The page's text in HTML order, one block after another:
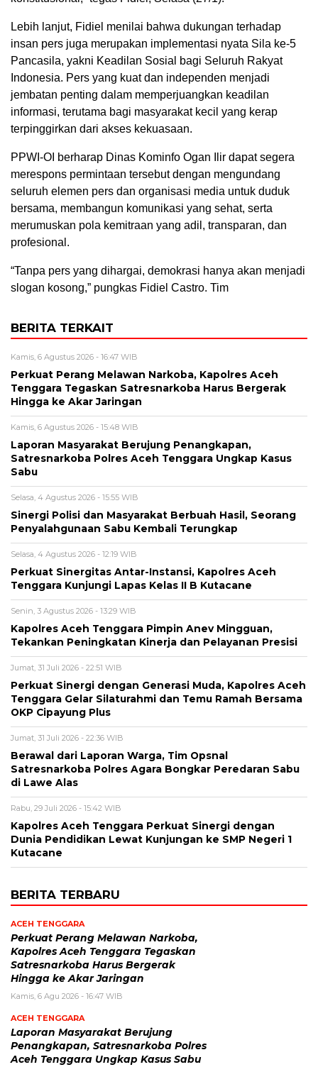
Lebih lanjut, Fidiel menilai bahwa dukungan terhadap
insan pers juga merupakan implementasi nyata Sila ke-5
Pancasila, yakni Keadilan Sosial bagi Seluruh Rakyat
Indonesia. Pers yang kuat dan independen menjadi
jembatan penting dalam memperjuangkan keadilan
informasi, terutama bagi masyarakat kecil yang kerap
terpinggirkan dari akses kekuasaan.
PPWI-OI berharap Dinas Kominfo Ogan Ilir dapat segera
merespons permintaan tersebut dengan mengundang
seluruh elemen pers dan organisasi media untuk duduk
bersama, membangun komunikasi yang sehat, serta
merumuskan pola kemitraan yang adil, transparan, dan
profesional.
“Tanpa pers yang dihargai, demokrasi hanya akan menjadi
slogan kosong,” pungkas Fidiel Castro. Tim
BERITA TERKAIT
Kamis, 6 Agustus 2026 - 16:47 WIB
Perkuat Perang Melawan Narkoba, Kapolres Aceh
Tenggara Tegaskan Satresnarkoba Harus Bergerak
Hingga ke Akar Jaringan
Kamis, 6 Agustus 2026 - 15:48 WIB
Laporan Masyarakat Berujung Penangkapan,
Satresnarkoba Polres Aceh Tenggara Ungkap Kasus
Sabu
Selasa, 4 Agustus 2026 - 15:55 WIB
Sinergi Polisi dan Masyarakat Berbuah Hasil, Seorang
Penyalahgunaan Sabu Kembali Terungkap
Selasa, 4 Agustus 2026 - 12:19 WIB
Perkuat Sinergitas Antar-Instansi, Kapolres Aceh
Tenggara Kunjungi Lapas Kelas II B Kutacane
Senin, 3 Agustus 2026 - 13:29 WIB
Kapolres Aceh Tenggara Pimpin Anev Mingguan,
Tekankan Peningkatan Kinerja dan Pelayanan Presisi
Jumat, 31 Juli 2026 - 22:51 WIB
Perkuat Sinergi dengan Generasi Muda, Kapolres Aceh
Tenggara Gelar Silaturahmi dan Temu Ramah Bersama
OKP Cipayung Plus
Jumat, 31 Juli 2026 - 22:36 WIB
Berawal dari Laporan Warga, Tim Opsnal
Satresnarkoba Polres Agara Bongkar Peredaran Sabu
di Lawe Alas
Rabu, 29 Juli 2026 - 15:42 WIB
Kapolres Aceh Tenggara Perkuat Sinergi dengan
Dunia Pendidikan Lewat Kunjungan ke SMP Negeri 1
Kutacane
BERITA TERBARU
ACEH TENGGARA
Perkuat Perang Melawan Narkoba,
Kapolres Aceh Tenggara Tegaskan
Satresnarkoba Harus Bergerak
Hingga ke Akar Jaringan
Kamis, 6 Agu 2026 - 16:47 WIB
ACEH TENGGARA
Laporan Masyarakat Berujung
Penangkapan, Satresnarkoba Polres
Aceh Tenggara Ungkap Kasus Sabu